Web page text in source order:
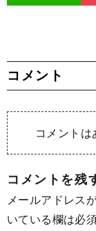
コメント
コメントは
コメントを残
メールアドレス
いている欄は必